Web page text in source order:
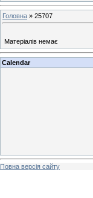
Головна » 25707
Матеріалів немає
Calendar
Повна версія сайту